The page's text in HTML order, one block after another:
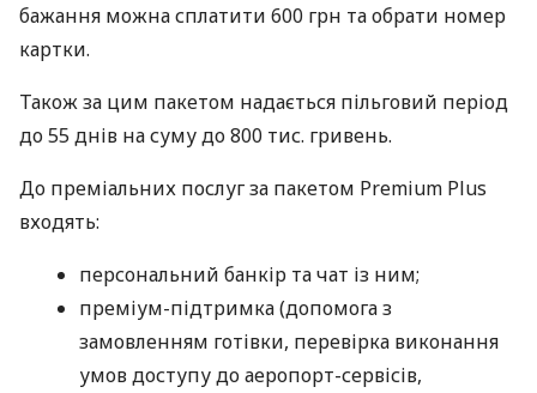
бажання можна сплатити 600 грн та обрати номер
картки.
Також за цим пакетом надається пільговий період
до 55 днів на суму до 800 тис. гривень.
До преміальних послуг за пакетом Premium Plus
входять:
персональний банкір та чат із ним;
преміум-підтримка (допомога з
замовленням готівки, перевірка виконання
умов доступу до аеропорт-сервісів,